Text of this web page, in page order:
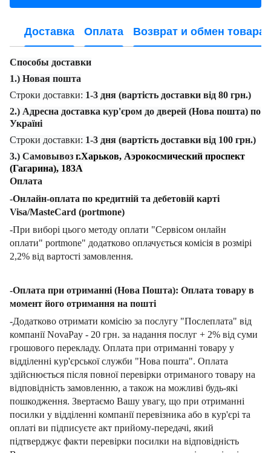
Доставка Оплата Возврат и обмен товара
Способы доставки
1.) Новая пошта
Строки доставки: 1-3 дня (вартість доставки від 80 грн.)
2.) Адресна доставка кур'єром до дверей (Нова пошта) по
Україні
Строки доставки: 1-3 дня (вартість доставки від 100 грн.)
3.) Самовывоз г.Харьков, Аэрокосмический проспект
(Гагарина), 183А
Оплата
-Онлайн-оплата по кредитній та дебетовій карті
Visa/MasteCard (portmone)
-При виборі цього методу оплати "Сервісом онлайн
оплати" portmone" додатково оплачується комісія в розмірі
2,2% від вартості замовлення.
-Оплата при отриманні (Нова Пошта): Оплата товару в
момент його отримання на пошті
-Додатково отримати комісію за послугу "Послеплата" від
компанії NovaPay - 20 грн. за надання послуг + 2% від суми
грошового перекладу. Оплата при отриманні товару у
відділенні кур'єрської служби "Нова пошта". Оплата
здійснюється після повної перевірки отриманого товару на
відповідність замовленню, а також на можливі будь-які
пошкодження. Звертаємо Вашу увагу, що при отриманні
посилки у відділенні компанії перевізника або в кур'єрі та
оплаті ви підписуєте акт прийому-передачі, який
підтверджує факти перевірки посилки на відповідність